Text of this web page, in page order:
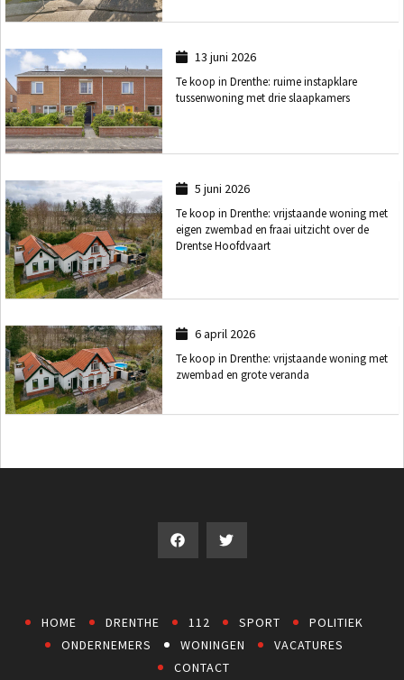
13 juni 2026
Te koop in Drenthe: ruime instapklare
tussenwoning met drie slaapkamers
5 juni 2026
Te koop in Drenthe: vrijstaande woning met
eigen zwembad en fraai uitzicht over de
Drentse Hoofdvaart
6 april 2026
Te koop in Drenthe: vrijstaande woning met
zwembad en grote veranda
HOME DRENTHE 112 SPORT
POLITIEK
ONDERNEMERS
WONINGEN
VACATURES
CONTACT